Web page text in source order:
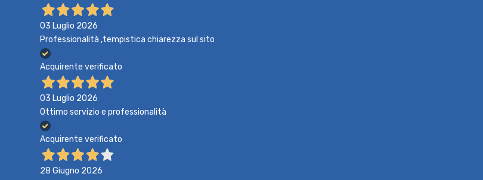
03 Luglio 2026
Professionalità ,tempistica chiarezza sul sito
Acquirente verificato
03 Luglio 2026
Ottimo servizio e professionalità
Acquirente verificato
28 Giugno 2026